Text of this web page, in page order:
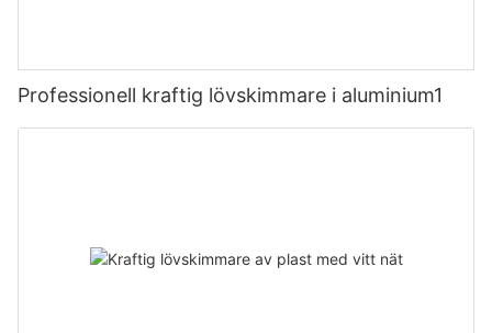
Professionell kraftig lövskimmare i aluminium1